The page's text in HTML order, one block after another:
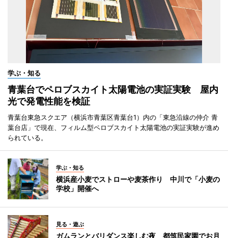
学ぶ・知る
青葉台でペロブスカイト太陽電池の実証実験 屋内
光で発電性能を検証
青葉台東急スクエア（横浜市青葉区青葉台1）内の「東急沿線の仲介 青
葉台店」で現在、フィルム型ペロブスカイト太陽電池の実証実験が進め
られている。
学ぶ・知る
横浜産小麦でストローや麦茶作り 中川で「小麦の
学校」開催へ
見る・遊ぶ
ガムランとバリダンス楽しむ夜 都筑民家園でお月